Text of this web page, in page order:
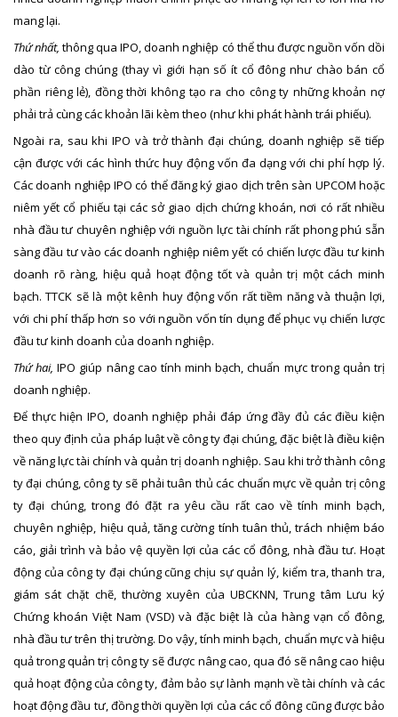
mang lại.
Thứ nhất, thông qua IPO, doanh nghiệp có thể thu được nguồn vốn dồi
dào từ công chúng (thay vì giới hạn số ít cổ đông như chào bán cổ
phần riêng lẻ), đồng thời không tạo ra cho công ty những khoản nợ
phải trả cùng các khoản lãi kèm theo (như khi phát hành trái phiếu).
Ngoài ra, sau khi IPO và trở thành đại chúng, doanh nghiệp sẽ tiếp
cận được với các hình thức huy động vốn đa dạng với chi phí hợp lý.
Các doanh nghiệp IPO có thể đăng ký giao dịch trên sàn UPCOM hoặc
niêm yết cổ phiếu tại các sở giao dịch chứng khoán, nơi có rất nhiều
nhà đầu tư chuyên nghiệp với nguồn lực tài chính rất phong phú sẵn
sàng đầu tư vào các doanh nghiệp niêm yết có chiến lược đầu tư kinh
doanh rõ ràng, hiệu quả hoạt động tốt và quản trị một cách minh
bạch. TTCK sẽ là một kênh huy động vốn rất tiềm năng và thuận lợi,
với chi phí thấp hơn so với nguồn vốn tín dụng để phục vụ chiến lược
đầu tư kinh doanh của doanh nghiệp.
Thứ hai, IPO giúp nâng cao tính minh bạch, chuẩn mực trong quản trị
doanh nghiệp.
Để thực hiện IPO, doanh nghiệp phải đáp ứng đầy đủ các điều kiện
theo quy định của pháp luật về công ty đại chúng, đặc biệt là điều kiện
về năng lực tài chính và quản trị doanh nghiệp. Sau khi trở thành công
ty đại chúng, công ty sẽ phải tuân thủ các chuẩn mực về quản trị công
ty đại chúng, trong đó đặt ra yêu cầu rất cao về tính minh bạch,
chuyên nghiệp, hiệu quả, tăng cường tính tuân thủ, trách nhiệm báo
cáo, giải trình và bảo vệ quyền lợi của các cổ đông, nhà đầu tư. Hoạt
động của công ty đại chúng cũng chịu sự quản lý, kiểm tra, thanh tra,
giám sát chặt chẽ, thường xuyên của UBCKNN, Trung tâm Lưu ký
Chứng khoán Việt Nam (VSD) và đặc biệt là của hàng vạn cổ đông,
nhà đầu tư trên thị trường. Do vậy, tính minh bạch, chuẩn mực và hiệu
quả trong quản trị công ty sẽ được nâng cao, qua đó sẽ nâng cao hiệu
quả hoạt động của công ty, đảm bảo sự lành mạnh về tài chính và các
hoạt động đầu tư, đồng thời quyền lợi của các cổ đông cũng được bảo